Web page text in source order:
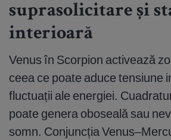
suprasolicitare și
interioară
Venus în Scorpion activează
ceea ce poate aduce tensiune
fluctuații ale energiei.
poate genera oboseală sau
somn. Conjuncția